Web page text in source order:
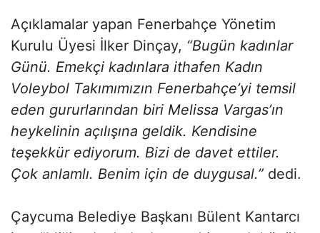
Açıklamalar yapan Fenerbahçe Yönetim
Kurulu Üyesi İlker Dinçay, “Bugün kadınlar
Günü. Emekçi kadınlara ithafen Kadın
Voleybol Takımımızın Fenerbahçe’yi temsil
eden gururlarından biri Melissa Vargas’ın
heykelinin açılışına geldik. Kendisine
teşekkür ediyorum. Bizi de davet ettiler.
Çok anlamlı. Benim için de duygusal.” dedi.
Çaycuma Belediye Başkanı Bülent Kantarcı